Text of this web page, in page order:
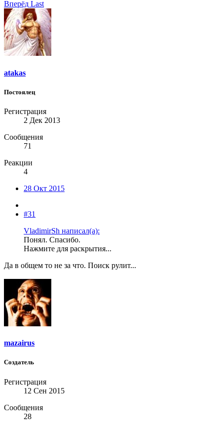
Вперёд Last
atakas
Постоялец
Регистрация
2 Дек 2013
Сообщения
71
Реакции
4
28 Окт 2015
#31
VladimirSh написал(а):
Понял. Спасибо.
Нажмите для раскрытия...
Да в общем то не за что. Поиск рулит...
mazairus
Создатель
Регистрация
12 Сен 2015
Сообщения
28